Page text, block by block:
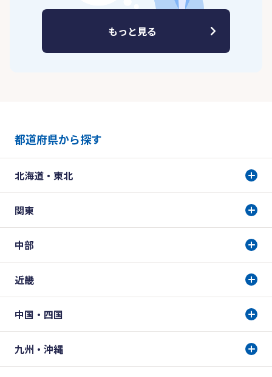
もっと見る
都道府県から探す
北海道・東北
関東
中部
近畿
中国・四国
九州・沖縄